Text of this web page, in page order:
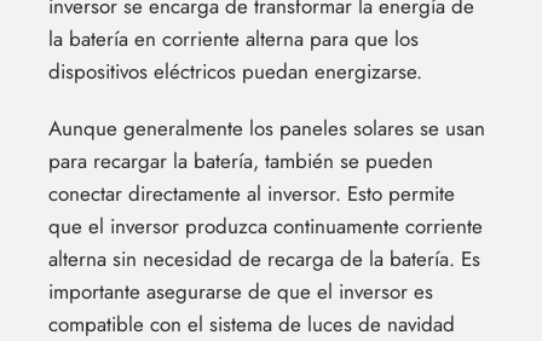
inversor se encarga de transformar la energía de
la batería en corriente alterna para que los
dispositivos eléctricos puedan energizarse.
Aunque generalmente los paneles solares se usan
para recargar la batería, también se pueden
conectar directamente al inversor. Esto permite
que el inversor produzca continuamente corriente
alterna sin necesidad de recarga de la batería. Es
importante asegurarse de que el inversor es
compatible con el sistema de luces de navidad